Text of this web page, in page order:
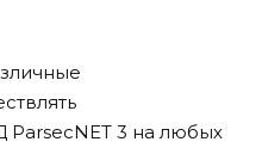
ParsecNET 3 на любых